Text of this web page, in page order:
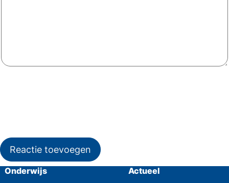
Reactie toevoegen
Onderwijs
Actueel